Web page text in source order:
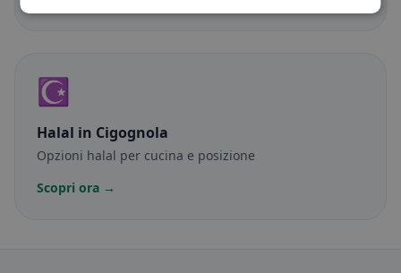
☪️
Halal in Cigognola
Opzioni halal per cucina e posizione
Scopri ora →